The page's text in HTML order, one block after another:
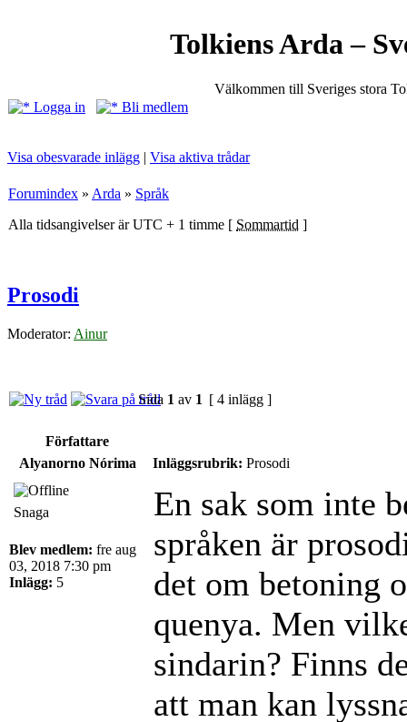
Tolkiens Arda –
Välkommen till Sveriges stora
Logga in
Bli medlem
Visa obesvarade inlägg | Visa aktiva trådar
Forumindex » Arda » Språk
Alla tidsangivelser är UTC + 1 timme [ Sommartid ]
Prosodi
Moderator: Ainur
Sida 1 av 1 [ 4 inlägg ]
Författare
Alyanorno Nórima
Inläggsrubrik: Prosodi
Snaga
Blev medlem: fre aug
03, 2018 7:30 pm
Inlägg: 5
En sak som inte
språken är
det om betoning
quenya. Men
sindarin? Finns
att man kan